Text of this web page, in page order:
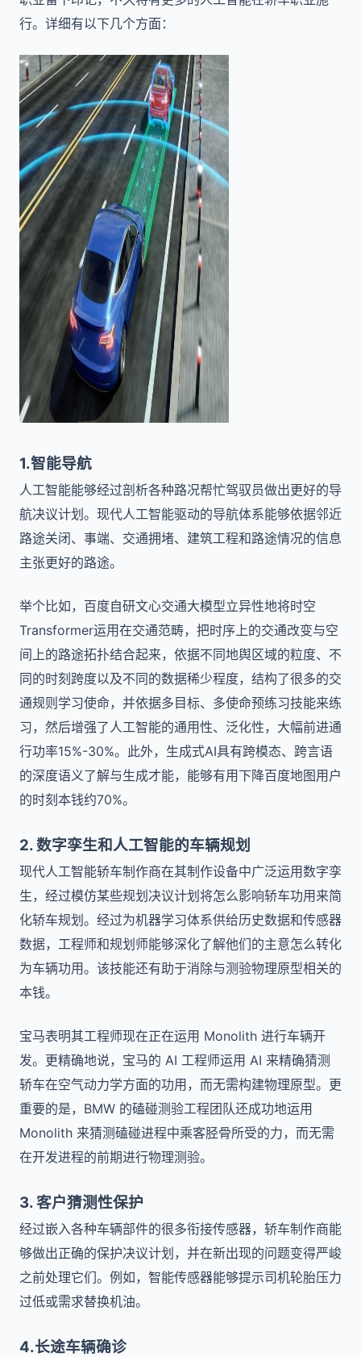
行。详细有以下几个方面：
1.智能导航
人工智能能够经过剖析各种路况帮忙驾驭员做出更好的导
航决议计划。现代人工智能驱动的导航体系能够依据邻近
路途关闭、事端、交通拥堵、建筑工程和路途情况的信息
主张更好的路途。
举个比如，百度自研文心交通大模型立异性地将时空
Transformer运用在交通范畴，把时序上的交通改变与空
间上的路途拓扑结合起来，依据不同地舆区域的粒度、不
同的时刻跨度以及不同的数据稀少程度，结构了很多的交
通规则学习使命，并依据多目标、多使命预练习技能来练
习，然后增强了人工智能的通用性、泛化性，大幅前进通
行功率15%-30%。此外，生成式AI具有跨模态、跨言语
的深度语义了解与生成才能，能够有用下降百度地图用户
的时刻本钱约70%。
2. 数字孪生和人工智能的车辆规划
现代人工智能轿车制作商在其制作设备中广泛运用数字孪
生，经过模仿某些规划决议计划将怎么影响轿车功用来简
化轿车规划。经过为机器学习体系供给历史数据和传感器
数据，工程师和规划师能够深化了解他们的主意怎么转化
为车辆功用。该技能还有助于消除与测验物理原型相关的
本钱。
宝马表明其工程师现在正在运用 Monolith 进行车辆开
发。 更精确地说，宝马的 AI 工程师运用 AI 来精确猜测
轿车在空气动力学方面的功用，而无需构建物理原型。 更
重要的是，BMW 的磕碰测验工程团队还成功地运用
Monolith 来猜测磕碰进程中乘客胫骨所受的力，而无需
在开发进程的前期进行物理测验。
3. 客户猜测性保护
经过嵌入各种车辆部件的很多衔接传感器，轿车制作商能
够做出正确的保护决议计划，并在新出现的问题变得严峻
之前处理它们。例如，智能传感器能够提示司机轮胎压力
过低或需求替换机油。
4.长途车辆确诊